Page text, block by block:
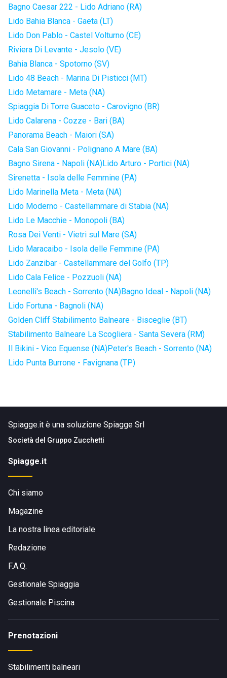
Bagno Caesar 222 - Lido Adriano (RA)
Lido Bahia Blanca - Gaeta (LT)
Lido Don Pablo - Castel Volturno (CE)
Riviera Di Levante - Jesolo (VE)
Bahia Blanca - Spotorno (SV)
Lido 48 Beach - Marina Di Pisticci (MT)
Lido Metamare - Meta (NA)
Spiaggia Di Torre Guaceto - Carovigno (BR)
Lido Calarena - Cozze - Bari (BA)
Panorama Beach - Maiori (SA)
Cala San Giovanni - Polignano A Mare (BA)
Bagno Sirena - Napoli (NA)Lido Arturo - Portici (NA)
Sirenetta - Isola delle Femmine (PA)
Lido Marinella Meta - Meta (NA)
Lido Moderno - Castellammare di Stabia (NA)
Lido Le Macchie - Monopoli (BA)
Rosa Dei Venti - Vietri sul Mare (SA)
Lido Maracaibo - Isola delle Femmine (PA)
Lido Zanzibar - Castellammare del Golfo (TP)
Lido Cala Felice - Pozzuoli (NA)
Leonelli's Beach - Sorrento (NA)Bagno Ideal - Napoli (NA)
Lido Fortuna - Bagnoli (NA)
Golden Cliff Stabilimento Balneare - Bisceglie (BT)
Stabilimento Balneare La Scogliera - Santa Severa (RM)
Il Bikini - Vico Equense (NA)Peter's Beach - Sorrento (NA)
Lido Punta Burrone - Favignana (TP)
Spiagge.it è una soluzione Spiagge Srl
Società del Gruppo Zucchetti
Spiagge.it
Chi siamo
Magazine
La nostra linea editoriale
Redazione
F.A.Q.
Gestionale Spiaggia
Gestionale Piscina
Prenotazioni
Stabilimenti balneari